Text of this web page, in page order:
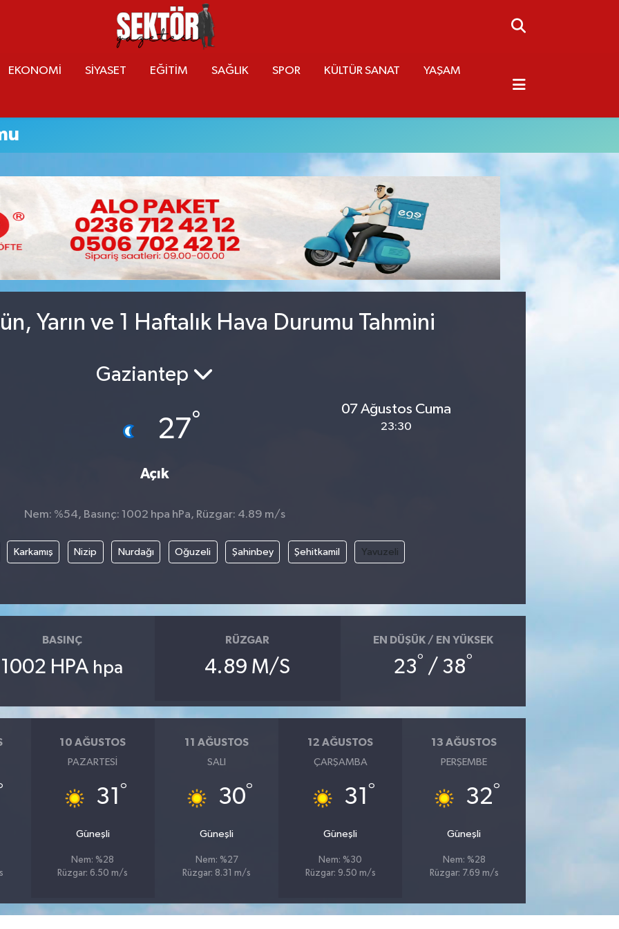
EKONOMİ SİYASET EĞİTİM SAĞLIK SPOR KÜLTÜR SANAT YAŞAM
Yarın ve 1 Haftalık Hava Durumu Tahmini
Gaziantep
27°
Açık
07 Ağustos Cuma
23:30
Nem: %54, Basınç: 1002 hpa hPa, Rüzgar: 4.89 m/s
Karkamış Nizip Nurdağı Oğuzeli Şahinbey Şehitkamil Yavuzeli
BASINÇ
1002 HPA hpa
RÜZGAR
4.89 M/S
EN DÜŞÜK / EN YÜKSEK
23° / 38°
10 AĞUSTOS
PAZARTESI
31 °
Güneşli
Nem: %28
Rüzgar: 6.50 m/s
11 AĞUSTOS
SALI
30°
Güneşli
Nem: %27
Rüzgar: 8.31 m/s
12 AĞUSTOS
ÇARŞAMBA
31 °
Güneşli
Nem: %30
Rüzgar: 9.50 m/s
13 AĞUSTOS
PERŞEMBE
32°
Güneşli
Nem: %28
Rüzgar: 7.69 m/s